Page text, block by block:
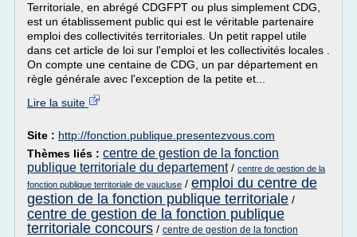
Territoriale, en abrégé CDGFPT ou plus simplement CDG,
est un établissement public qui est le véritable partenaire
emploi des collectivités territoriales. Un petit rappel utile
dans cet article de loi sur l'emploi et les collectivités locales .
On compte une centaine de CDG, un par département en
règle générale avec l'exception de la petite et...
Lire la suite
Site : http://fonction.publique.presentezvous.com
Thèmes liés : centre de gestion de la fonction
publique territoriale du departement/ centre de gestion de la
fonction publique territoriale de vaucluse / emploi du centre de
gestion de la fonction publique territoriale /
centre de gestion de la fonction publique
territoriale concours / centre de gestion de la fonction